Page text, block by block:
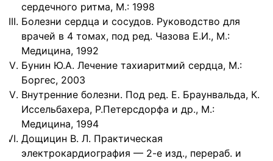
сердечного ритма, М.: 1998
Болезни сердца и сосудов. Руководство для
врачей в 4 томах, под ред. Чазова Е.И., М.:
Медицина, 1992
Бунин Ю.А. Лечение тахиаритмий сердца, М.:
Боргес, 2003
Внутренние болезни. Под ред. Е. Браунвальда, К.
Иссельбахера, Р.Петерсдорфа и др., М.:
Медицина, 1994
Дощицин В. Л. Практическая
электрокардиография — 2-е изд., перераб. и